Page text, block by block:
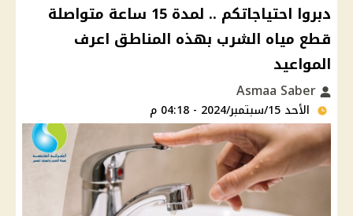
دبروا احتياجاتكم .. لمدة 15 ساعة متواصلة
قطع مياه الشرب بهذه المناطق اعرف
المواعيد
الأحد 15/سبتمبر/2024 - 04:18 م